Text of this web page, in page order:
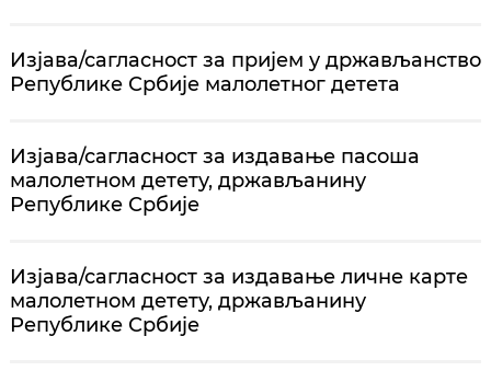
Изјава/сагласност за пријем у држављанство
Републике Србије малолетног детета
Изјава/сагласност за издавање пасоша
малолетном детету, држављанину
Републике Србије
Изјава/сагласност за издавање личне карте
малолетном детету, држављанину
Републике Србије